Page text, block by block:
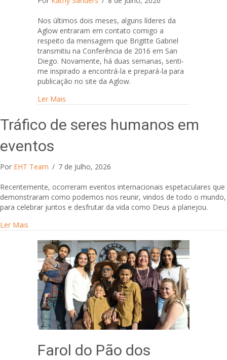
Nos últimos dois meses, alguns líderes da
Aglow entraram em contato comigo a
respeito da mensagem que Brigitte Gabriel
transmitiu na Conferência de 2016 em San
Diego. Novamente, há duas semanas, senti-
me inspirado a encontrá-la e prepará-la para
publicação no site da Aglow.
Ler Mais
Tráfico de seres humanos em
eventos
Por EHT Team / 7 de Julho, 2026
Recentemente, ocorreram eventos internacionais espetaculares que
demonstraram como podemos nos reunir, vindos de todo o mundo,
para celebrar juntos e desfrutar da vida como Deus a planejou.
Ler Mais
Farol do Pão dos